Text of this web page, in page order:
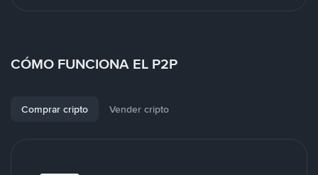
CÓMO FUNCIONA EL P2P
Comprar cripto Vender cripto